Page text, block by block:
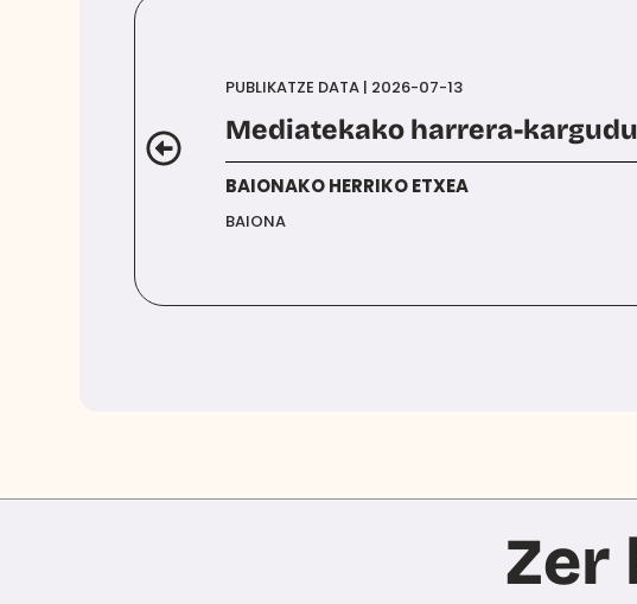
PUBLIKATZE DATA | 2026-07-13
Mediatekako harrera-
BAIONAKO HERRIKO ETXEA
BAIONA
Zer